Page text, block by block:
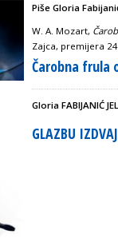
Piše Gloria
W. A. Mozart,
Zajca, premijera
Čarobna frula
Gloria FABIJANIĆ
GLAZBU